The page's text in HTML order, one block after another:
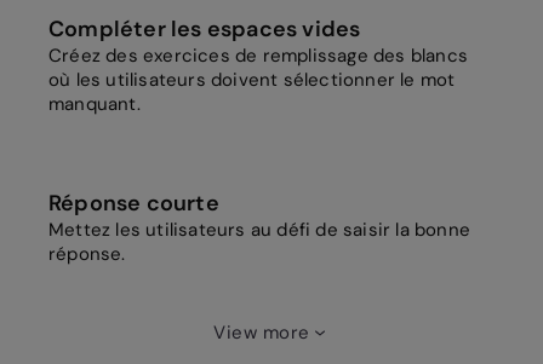
Compléter les espaces vides
Créez des exercices de remplissage des blancs
où les utilisateurs doivent sélectionner le mot
manquant.
Réponse courte
Mettez les utilisateurs au défi de saisir la bonne
réponse.
View more